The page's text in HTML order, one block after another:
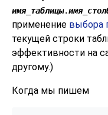
имя_таблицы.
применение выбора
текущей строки
эффективности на
другому.)
Когда мы пишем